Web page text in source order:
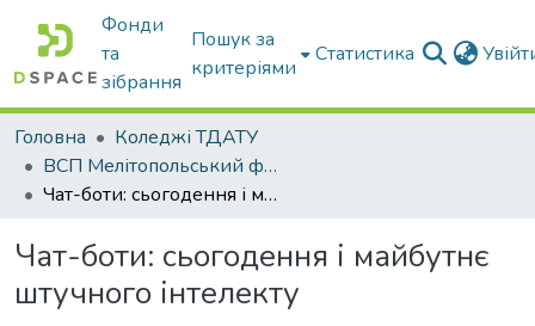
Фонди
та
зібрання
Пошук за
критеріями
Статистика
Головна
Коледжі ТДАТУ
ВСП Мелітопольський фаховий коледж ТДАТУ
Чат-боти: сьогодення і майбутнє штучного інтелекту
Чат-боти: сьогодення і майбутнє
штучного інтелекту